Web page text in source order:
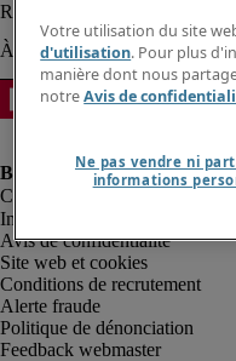
Informations sur la société
Avis de confidentialité
Site web et cookies
Conditions de recrutement
Alerte fraude
Politique de dénonciation
Feedback webmaster
Votre utilisation du site
d'utilisation. Pour plus
manière dont nous
notreAvis de
Ne pas vendre ni
informations